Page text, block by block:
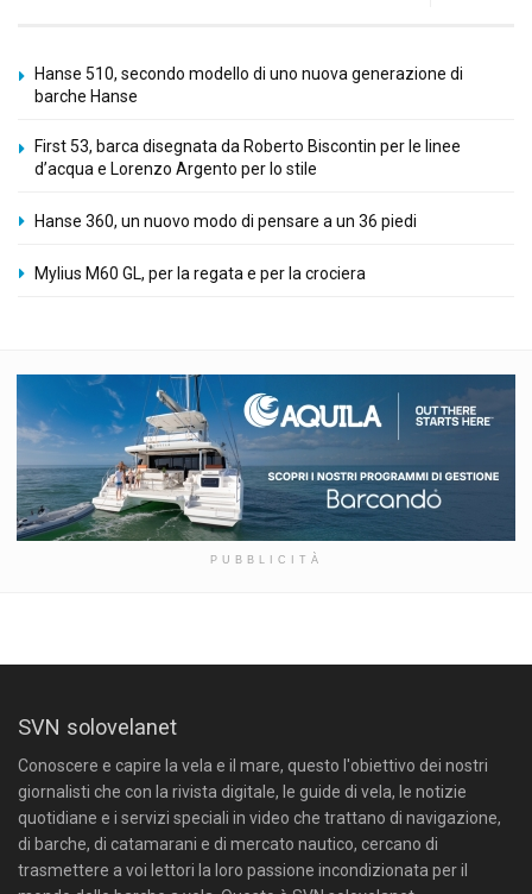
Hanse 510, secondo modello di uno nuova generazione di
barche Hanse
First 53, barca disegnata da Roberto Biscontin per le linee
d’acqua e Lorenzo Argento per lo stile
Hanse 360, un nuovo modo di pensare a un 36 piedi
Mylius M60 GL, per la regata e per la crociera
PUBBLICITÀ
SVN solovelanet
Conoscere e capire la vela e il mare, questo l'obiettivo dei nostri
giornalisti che con la rivista digitale, le guide di vela, le notizie
quotidiane e i servizi speciali in video che trattano di navigazione,
di barche, di catamarani e di mercato nautico, cercano di
trasmettere a voi lettori la loro passione incondizionata per il